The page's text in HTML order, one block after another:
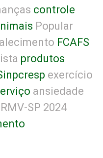
controle
Popular
FCAFS
produtos
exercício
ansiedade
SP 2024